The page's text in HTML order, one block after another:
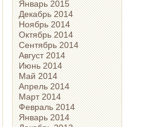
Январь 2015
Декабрь 2014
Ноябрь 2014
Октябрь 2014
Сентябрь 2014
Август 2014
Июнь 2014
Май 2014
Апрель 2014
Март 2014
Февраль 2014
Январь 2014